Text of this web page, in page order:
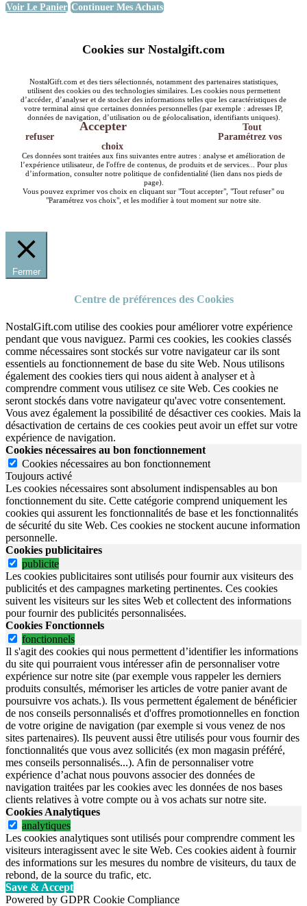
Voir Le Panier Continuer Mes Achats
Cookies sur Nostalgift.com
NostalGift.com et des tiers sélectionnés, notamment des partenaires statistiques,
utilisent des cookies ou des technologies similaires. Les cookies nous permettent
d’accéder, d’analyser et de stocker des informations telles que les caractéristiques de
votre terminal ainsi que certaines données personnelles (par exemple : adresses IP,
données de navigation, d’utilisation ou de géolocalisation, identifiants uniques).
Accepter
Tout
refuser
Paramétrez vos
choix
Ces données sont traitées aux fins suivantes entre autres : analyse et amélioration de
l’expérience utilisateur, de l'offre de contenus, de produits et de services... Pour plus
d’information, consulter notre politique de confidentialité (lien dans nos pieds de
page).
Vous pouvez exprimer vos choix en cliquant sur "Tout accepter", "Tout refuser" ou
"Paramétrez vos choix", et les modifier à tout moment sur notre site.
Fermer
Centre de préférences des Cookies
NostalGift.com utilise des cookies pour améliorer votre expérience
pendant que vous naviguez. Parmi ces cookies, les cookies classés
comme nécessaires sont stockés sur votre navigateur car ils sont
essentiels au fonctionnement de base du site Web. Nous utilisons
également des cookies tiers qui nous aident à analyser et à
comprendre comment vous utilisez ce site Web. Ces cookies ne
seront stockés dans votre navigateur qu'avec votre consentement.
Vous avez également la possibilité de désactiver ces cookies. Mais la
désactivation de certains de ces cookies peut avoir un effet sur votre
expérience de navigation.
Cookies nécessaires au bon fonctionnement
Cookies nécessaires au bon fonctionnement
Toujours activé
Les cookies nécessaires sont absolument indispensables au bon
fonctionnement du site. Cette catégorie comprend uniquement les
cookies qui assurent les fonctionnalités de base et les fonctionnalités
de sécurité du site Web. Ces cookies ne stockent aucune information
personnelle.
Cookies publicitaires
publicite
Les cookies publicitaires sont utilisés pour fournir aux visiteurs des
publicités et des campagnes marketing pertinentes. Ces cookies
suivent les visiteurs sur les sites Web et collectent des informations
pour fournir des publicités personnalisées.
Cookies Fonctionnels
fonctionnels
Il s'agit des cookies qui nous permettent d’identifier les informations
du site qui pourraient vous intéresser afin de personnaliser votre
expérience sur notre site (par exemple vous rappeler les derniers
produits consultés, mémoriser les articles de votre panier avant de
poursuivre vos achats.). Ils vous permettent également de bénéficier
de nos conseils personnalisés et d'offres promotionnelles en fonction
de votre origine de navigation (par exemple si vous venez de nos
sites partenaires). Ils peuvent aussi être utilisés pour vous fournir des
fonctionnalités que vous avez sollicités (ex mon magasin préféré,
mes conseils personnalisés...). Afin de personnaliser votre
expérience d’achat nous pouvons associer des données de
navigation traitées par les cookies avec les données de nos bases
clients relatives à votre compte ou à vos achats sur notre site.
Cookies Analytiques
analytiques
Les cookies analytiques sont utilisés pour comprendre comment les
visiteurs interagissent avec le site Web. Ces cookies aident à fournir
des informations sur les mesures du nombre de visiteurs, du taux de
rebond, de la source du trafic, etc.
Save & Accept
Powered by GDPR Cookie Compliance